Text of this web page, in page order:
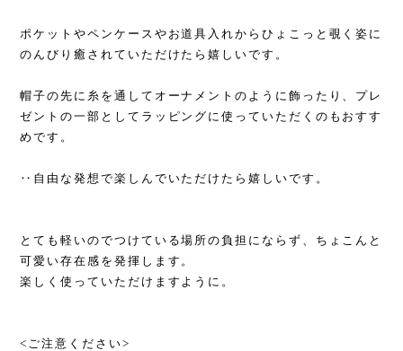
ポケットやペンケースやお道具入れからひょこっと覗く姿に
のんびり癒されていただけたら嬉しいです。
帽子の先に糸を通してオーナメントのように飾ったり、プレ
ゼントの一部としてラッピングに使っていただくのもおすす
めです。
‥自由な発想で楽しんでいただけたら嬉しいです。
とても軽いのでつけている場所の負担にならず、ちょこんと
可愛い存在感を発揮します。
楽しく使っていただけますように。
<ご注意ください>